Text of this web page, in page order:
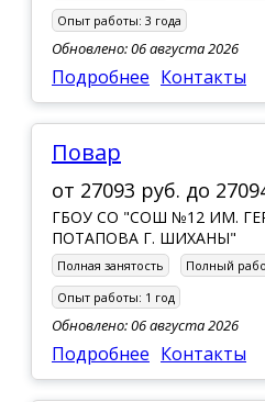
Опыт работы: 3 года
Обновлено: 06 августа 2026
Подробнее Контакты
Повар
от 27093 руб. до
ГБОУ СО "СОШ №12 ИМ.
ПОТАПОВА Г. ШИХАНЫ"
Полная занятость
Полный
Опыт работы: 1 год
Обновлено: 06 августа 2026
Подробнее Контакты